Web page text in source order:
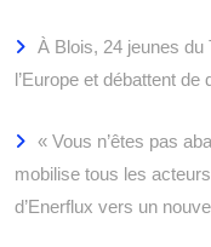
À Blois, 24 jeunes du
l’Europe et débattent de
« Vous n’êtes pas
mobilise tous les
d’Enerflux vers un